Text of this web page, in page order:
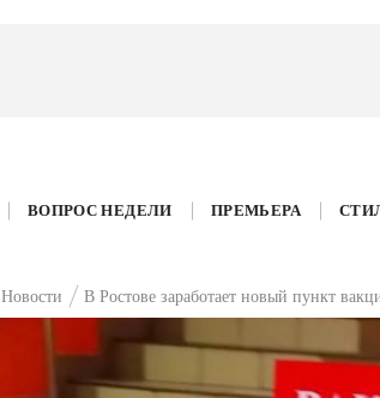
ВОПРОС НЕДЕЛИ ПРЕМЬЕРА
Новости В Ростове заработает новый пункт